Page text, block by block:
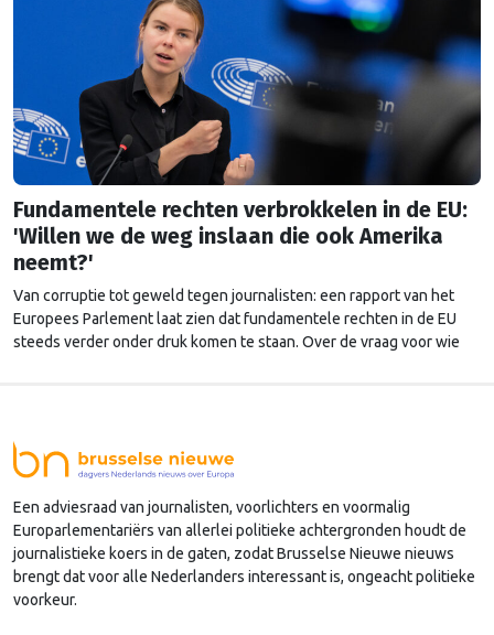
Fundamentele rechten verbrokkelen in de EU:
'Willen we de weg inslaan die ook Amerika
neemt?'
Van corruptie tot geweld tegen journalisten: een rapport van het
Europees Parlement laat zien dat fundamentele rechten in de EU
steeds verder onder druk komen te staan. Over de vraag voor wie
Een adviesraad van journalisten, voorlichters en voormalig
Europarlementariërs van allerlei politieke achtergronden houdt de
journalistieke koers in de gaten, zodat Brusselse Nieuwe nieuws
brengt dat voor alle Nederlanders interessant is, ongeacht politieke
voorkeur.